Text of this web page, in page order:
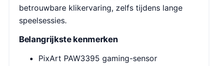
betrouwbare klikervaring, zelfs tijdens lange
speelsessies.
Belangrijkste kenmerken
PixArt PAW3395 gaming-sensor